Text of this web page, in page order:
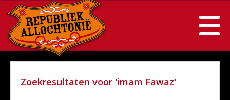
Zoekresultaten voor 'imam Fawaz'